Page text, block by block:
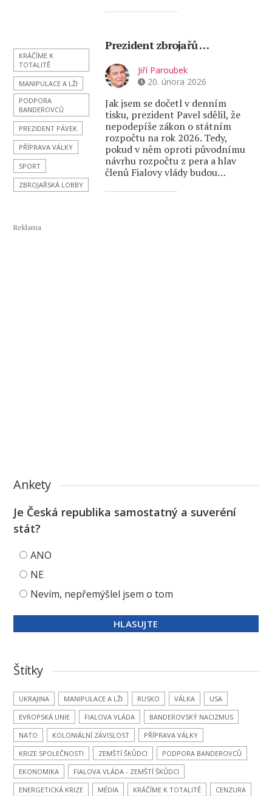
KRÁČÍME K
TOTALITĚ
MANIPULACE A LŽI
PODPORA
BANDEROVCŮ
PREZIDENT PÁVEK
PŘÍPRAVA VÁLKY
SPORT
ZBROJAŘSKÁ LOBBY
Prezident zbrojařů …
Jiří Paroubek
20. února 2026
Jak jsem se dočetl v denním
tisku, prezident Pavel sdělil, že
nepodepíše zákon o státním
rozpočtu na rok 2026. Tedy,
pokud v něm oproti původnímu
návrhu rozpočtu z pera a hlav
členů Fialovy vlády budou…
Reklama
Ankety
Je Česká republika samostatný a suveréní
stát?
ANO
NE
Nevím, nepřemýšlel jsem o tom
Štítky
UKRAJINA MANIPULACE A LŽI RUSKO VÁLKA
USA
EVROPSKÁ UNIE
FIALOVA VLÁDA
BANDEROVSKÝ NACIZMUS
NATO
KOLONIÁLNÍ ZÁVISLOST
PŘÍPRAVA VÁLKY
KRIZE SPOLEČNOSTI
ZEMŠTÍ ŠKŮDCI
PODPORA BANDEROVCŮ
EKONOMIKA
FIALOVA VLÁDA - ZEMŠTÍ ŠKŮDCI
ENERGETICKÁ KRIZE
MÉDIA KRÁČÍME K TOTALITĚ
CENZURA